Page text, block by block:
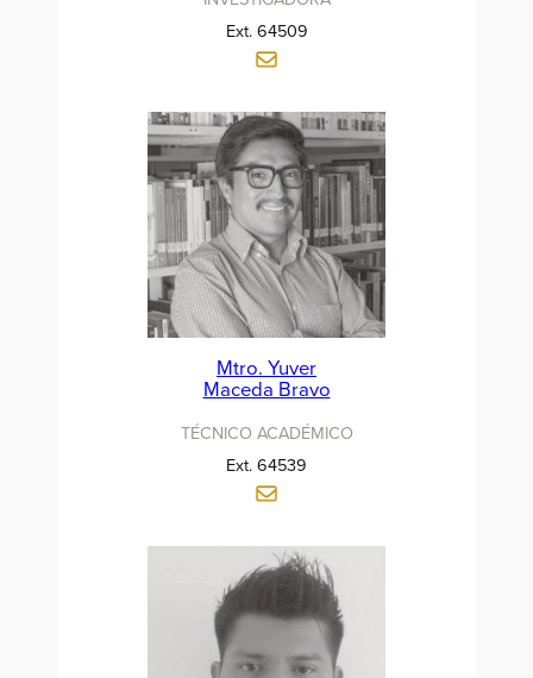
Ext. 64509
Mtro. Yuver
Maceda Bravo
TÉCNICO ACADÉMICO
Ext. 64539